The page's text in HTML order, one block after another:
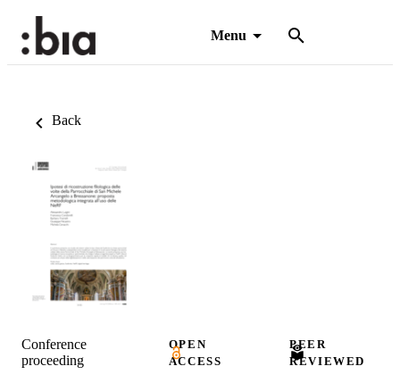
Menu
Back
Conference
proceeding
OPEN
ACCESS
PEER
REVIEWED